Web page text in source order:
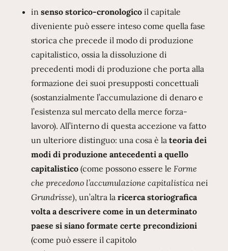
insenso storico-cronologico il capitale
diveniente può essere inteso come quella fase
storica che precede il modo di produzione
capitalistico, ossia la dissoluzione di
precedenti modi di produzione che porta alla
formazione dei suoi presupposti concettuali
(sostanzialmente l’accumulazione di denaro e
l’esistenza sul mercato della merce forza-
lavoro). All’interno di questa accezione va fatto
un ulteriore distinguo: una cosa è lateoria dei
modi di produzione antecedenti a quello
capitalistico (come possono essere le Forme
che precedono l’accumulazione capitalistica nei
Grundrisse), un’altra laricerca storiografica
volta a descrivere come in un determinato
paese si siano formate certe precondizioni
(come può essere il capitolo